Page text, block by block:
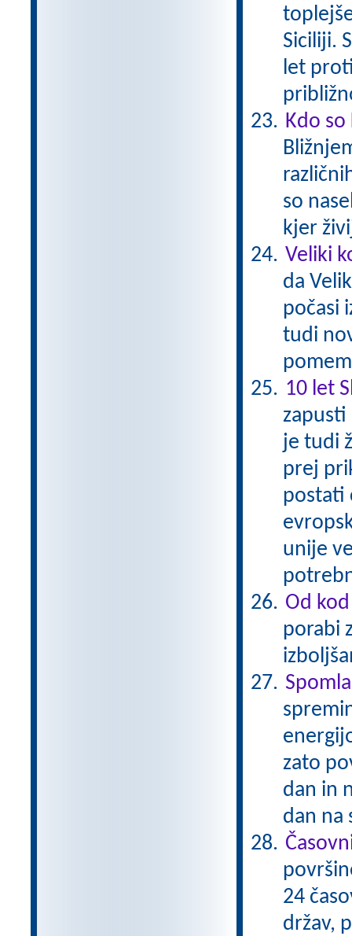
Siciliji.
let
Kdo so
so
kjer
Veliki
da
počasi
tudi
10 let
zapusti
je tudi
prej
postati
unije
Od
porabi
zato
dan in
dan na
24
držav,